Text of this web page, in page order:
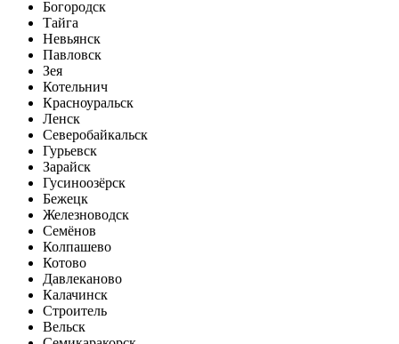
Богородск
Тайга
Невьянск
Павловск
Зея
Котельнич
Красноуральск
Ленск
Северобайкальск
Гурьевск
Зарайск
Гусиноозёрск
Бежецк
Железноводск
Семёнов
Колпашево
Котово
Давлеканово
Калачинск
Строитель
Вельск